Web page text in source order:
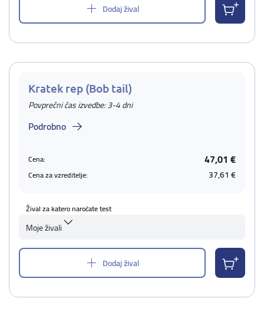
Dodaj žival
Kratek rep (Bob tail)
Povprečni čas izvedbe: 3-4 dni
Podrobno
Cena: 47,01 €
Cena za vzreditelje: 37,61 €
Žival za katero naročate test
Moje živali
Dodaj žival